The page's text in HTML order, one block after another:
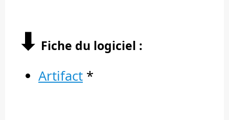
⬇︎ Fiche du logiciel :
Artifact *